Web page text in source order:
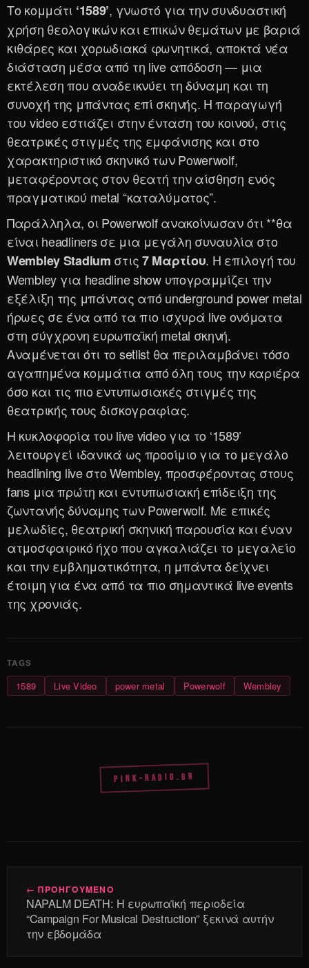
Το κομμάτι ‘1589’, γνωστό για την συνδυαστική
χρήση θεολογικών και επικών θεμάτων με βαριά
κιθάρες και χορωδιακά φωνητικά, αποκτά νέα
διάσταση μέσα από τη live απόδοση — μια
εκτέλεση που αναδεικνύει τη δύναμη και τη
συνοχή της μπάντας επί σκηνής. Η παραγωγή
του video εστιάζει στην ένταση του κοινού, στις
θεατρικές στιγμές της εμφάνισης και στο
χαρακτηριστικό σκηνικό των Powerwolf,
μεταφέροντας στον θεατή την αίσθηση ενός
πραγματικού metal “καταλύματος”.
Παράλληλα, οι Powerwolf ανακοίνωσαν ότι **θα
είναι headliners σε μια μεγάλη συναυλία στο
Wembley Stadium στις7 Μαρτίου. Η επιλογή του
Wembley για headline show υπογραμμίζει την
εξέλιξη της μπάντας από underground power metal
ήρωες σε ένα από τα πιο ισχυρά live ονόματα
στη σύγχρονη ευρωπαϊκή metal σκηνή.
Αναμένεται ότι το setlist θα περιλαμβάνει τόσο
αγαπημένα κομμάτια από όλη τους την καριέρα
όσο και τις πιο εντυπωσιακές στιγμές της
θεατρικής τους δισκογραφίας.
Η κυκλοφορία του live video για το ‘1589’
λειτουργεί ιδανικά ως προοίμιο για το μεγάλο
headlining live στο Wembley, προσφέροντας στους
fans μια πρώτη και εντυπωσιακή επίδειξη της
ζωντανής δύναμης των Powerwolf. Με επικές
μελωδίες, θεατρική σκηνική παρουσία και έναν
ατμοσφαιρικό ήχο που αγκαλιάζει το μεγαλείο
και την εμβληματικότητα, η μπάντα δείχνει
έτοιμη για ένα από τα πιο σημαντικά live events
της χρονιάς.
1589 Live Video power metal Powerwolf Wembley
PINK-RADIO.GR
← ΠΡΟΗΓΟΥΜΕΝΟ
NAPALM DEATH: Η ευρωπαϊκή περιοδεία
“Campaign For Musical Destruction” ξεκινά αυτήν
την εβδομάδα